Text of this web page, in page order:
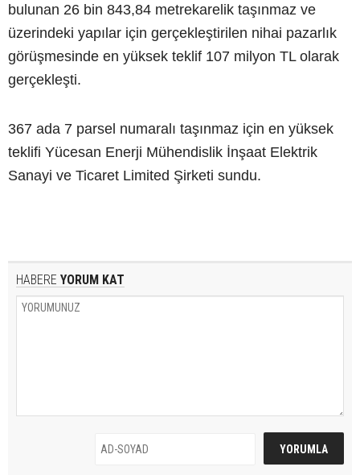
bulunan 26 bin 843,84 metrekarelik taşınmaz ve
üzerindeki yapılar için gerçekleştirilen nihai pazarlık
görüşmesinde en yüksek teklif 107 milyon TL olarak
gerçekleşti.
367 ada 7 parsel numaralı taşınmaz için en yüksek
teklifi Yücesan Enerji Mühendislik İnşaat Elektrik
Sanayi ve Ticaret Limited Şirketi sundu.
HABERE YORUM KAT